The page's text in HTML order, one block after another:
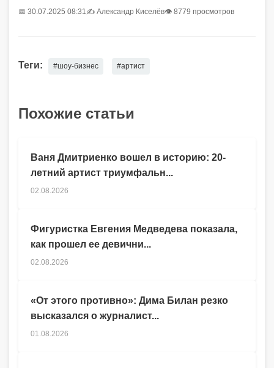
📅 30.07.2025 08:31 ✍️ Александр Киселёв👁 8779 просмотров
Теги: #шоу-бизнес #артист
Похожие статьи
Ваня Дмитриенко вошел в историю: 20-
летний артист триумфальн...
02.08.2026
Фигуристка Евгения Медведева показала,
как прошел ее девични...
02.08.2026
«От этого противно»: Дима Билан резко
высказался о журналист...
01.08.2026